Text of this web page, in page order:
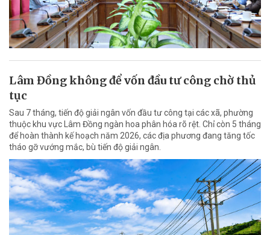
Lâm Đồng không để vốn đầu tư công chờ thủ
tục
Sau 7 tháng, tiến độ giải ngân vốn đầu tư công tại các xã, phường
thuộc khu vực Lâm Đồng ngàn hoa phân hóa rõ rệt. Chỉ còn 5 tháng
để hoàn thành kế hoạch năm 2026, các địa phương đang tăng tốc
tháo gỡ vướng mắc, bù tiến độ giải ngân.